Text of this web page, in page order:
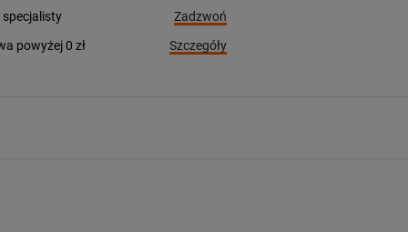
Zadzwoń
powyżej 0 zł
Szczegóły